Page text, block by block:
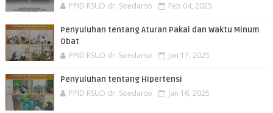
PPID RSUD dr. Soedarso Feb 04, 2025
Penyuluhan tentang Aturan Pakai dan Waktu Minum
Obat
PPID RSUD dr. Soedarso Jan 17, 2025
Penyuluhan tentang Hipertensi
PPID RSUD dr. Soedarso Jan 16, 2025